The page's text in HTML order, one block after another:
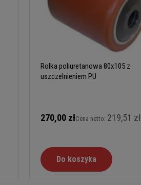
Rolka poliuretanowa 80x105 z
uszczelnieniem PU
270,00 złCena netto: 219,51 zł
Do koszyka